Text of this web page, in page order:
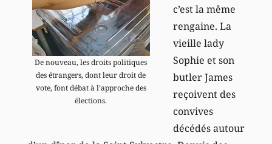
De nouveau, les droits politiques
des étrangers, dont leur droit de
vote, font débat à l’approche des
élections.
c’est la même
rengaine. La
vieille lady
Sophie et son
butler James
reçoivent des
convives
décédés autour